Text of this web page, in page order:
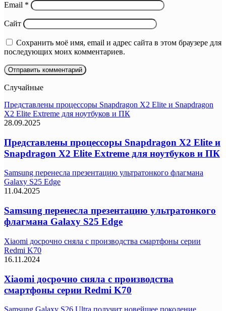
Email *
Сайт
Сохранить моё имя, email и адрес сайта в этом браузере для
последующих моих комментариев.
Случайные
Представлены процессоры Snapdragon X2 Elite и Snapdragon
X2 Elite Extreme для ноутбуков и ПК
28.09.2025
Представлены процессоры Snapdragon X2 Elite и
Snapdragon X2 Elite Extreme для ноутбуков и ПК
Samsung перенесла презентацию ультратонкого флагмана
Galaxy S25 Edge
11.04.2025
Samsung перенесла презентацию ультратонкого
флагмана Galaxy S25 Edge
Xiaomi досрочно сняла с производства смартфоны серии
Redmi K70
16.11.2024
Xiaomi досрочно сняла с производства
смартфоны серии Redmi K70